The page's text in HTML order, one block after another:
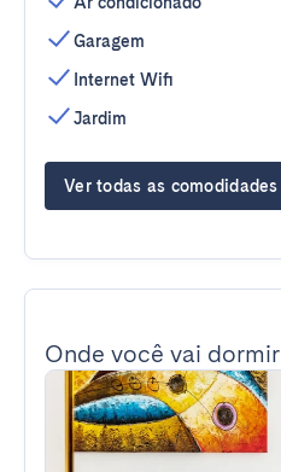
Garagem
Internet Wifi
Jardim
Ver todas as comodidades
Onde você vai dormir